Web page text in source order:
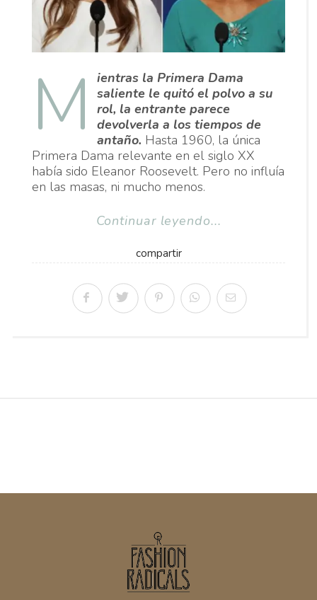
M
ientras la Primera Dama
saliente le quitó el polvo a su
rol, la entrante parece
devolverla a los tiempos de
antaño. Hasta 1960, la única
Primera Dama relevante en el siglo XX
había sido Eleanor Roosevelt. Pero no influía
en las masas, ni mucho menos.
Continuar leyendo...
compartir